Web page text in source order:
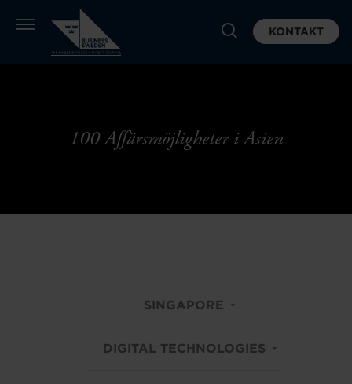
KONTAKT
100 Affärsmöjligheter i Asien
SINGAPORE
DIGITAL TECHNOLOGIES